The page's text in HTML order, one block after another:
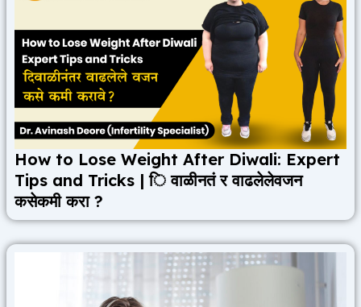
How to Lose Weight After Diwali: Expert
Tips and Tricks | ि वाळीनतं र वाढलेलेवजन
कसेकमी करा ?